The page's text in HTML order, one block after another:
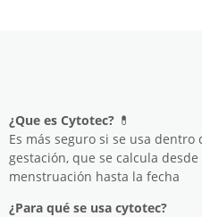
¿Que es Cytotec? 💊
Es más seguro si se usa
gestación, que se calcula
menstruación hasta la fecha
¿Para qué se usa cytotec?